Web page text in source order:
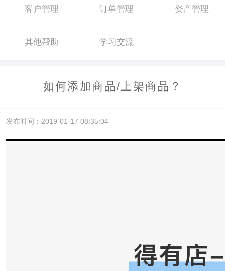
客户管理 订单管理 资产管理
其他帮助 学习交流
如何添加商品/上架商品？
发布时间：2019-01-17 08:35:04